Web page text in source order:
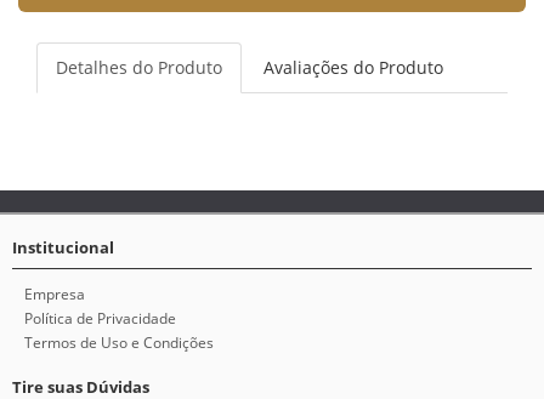
Detalhes do Produto Avaliações do Produto
Institucional
Empresa
Política de Privacidade
Termos de Uso e Condições
Tire suas Dúvidas